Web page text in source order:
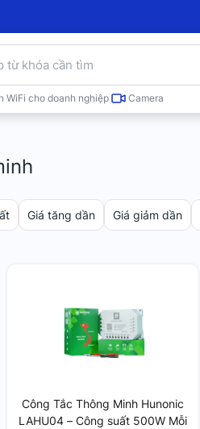
WiFi cho doanh nghiệp Camera
Giá tăng dần Giá giảm dần
Công Tắc Thông Minh Hunonic
LAHU04 – Công suất 500W Mỗi